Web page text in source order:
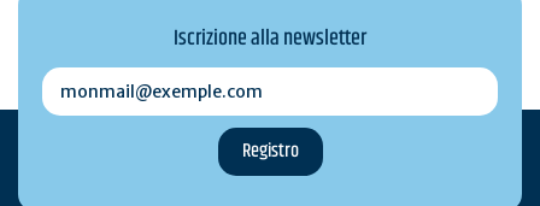
Iscrizione alla newsletter
monmail@exemple.com